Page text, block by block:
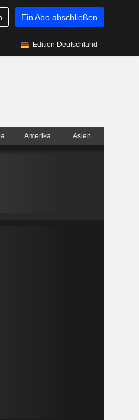
Ein Abo abschließen
Edition Deutschland
Amerika Asien